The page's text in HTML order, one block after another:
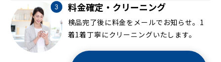
料金確定・クリーニング
検品完了後に料金をメールでお知らせ。1
着1着丁寧にクリーニングいたします。